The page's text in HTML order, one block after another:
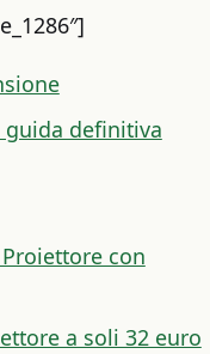
definitiva
Proiettore con
a soli 32 euro